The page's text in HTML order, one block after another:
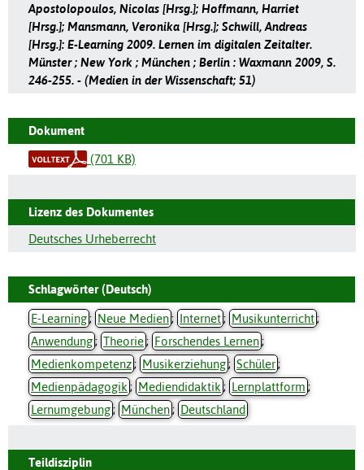
Apostolopoulos, Nicolas [Hrsg.]; Hoffmann, Harriet
[Hrsg.]; Mansmann, Veronika [Hrsg.]; Schwill, Andreas
[Hrsg.]: E-Learning 2009. Lernen im digitalen Zeitalter.
Münster ; New York ; München ; Berlin : Waxmann 2009, S.
246-255. - (Medien in der Wissenschaft; 51)
Dokument
(701 KB)
Lizenz des Dokumentes
Deutsches Urheberrecht
Schlagwörter (Deutsch)
E-Learning; Neue Medien; Internet; Musikunterricht;
Anwendung; Theorie; Forschendes Lernen;
Medienkompetenz; Musikerziehung; Schüler;
Medienpädagogik ; Mediendidaktik ; Lernplattform ;
Lernumgebung; München; Deutschland
Teildisziplin